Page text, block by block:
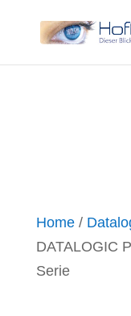
Home/
DATALOGIC
Serie